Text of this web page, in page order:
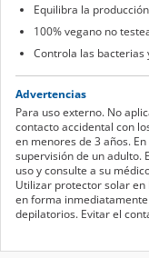
Equilibra la
100% vegano no
Controla las bacterias
Advertencias
Para uso externo. No
contacto accidental con
en menores de 3 años.
supervisión de un adulto.
uso y consulte a su
Utilizar protector solar en
en forma
depilatorios. Evitar el